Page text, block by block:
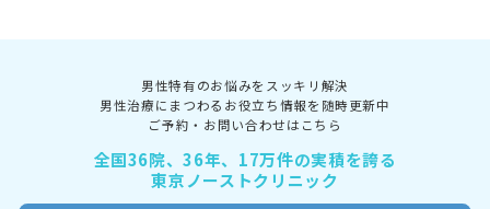
男性特有のお悩みをスッキリ解決
男性治療にまつわるお役立ち情報を随時更新中
ご予約・お問い合わせはこちら
全国36院、36年、17万件の実積を誇る
東京ノーストクリニック